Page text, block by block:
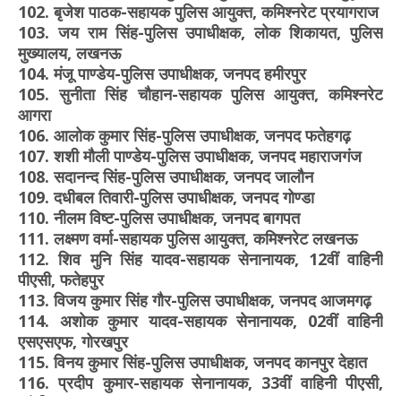
102. बृजेश पाठक-सहायक पुलिस आयुक्त, कमिश्नरेट प्रयागराज
103. जय राम सिंह-पुलिस उपाधीक्षक, लोक शिकायत, पुलिस
मुख्यालय, लखनऊ
104. मंजू पाण्डेय-पुलिस उपाधीक्षक, जनपद हमीरपुर
105. सुनीता सिंह चौहान-सहायक पुलिस आयुक्त, कमिश्नरेट
आगरा
106. आलोक कुमार सिंह-पुलिस उपाधीक्षक, जनपद फतेहगढ़
107. शशी मौली पाण्डेय-पुलिस उपाधीक्षक, जनपद महाराजगंज
108. सदानन्द सिंह-पुलिस उपाधीक्षक, जनपद जालौन
109. दधीबल तिवारी-पुलिस उपाधीक्षक, जनपद गोण्डा
110. नीलम विष्ट-पुलिस उपाधीक्षक, जनपद बागपत
111. लक्ष्मण वर्मा-सहायक पुलिस आयुक्त, कमिश्नरेट लखनऊ
112. शिव मुनि सिंह यादव-सहायक सेनानायक, 12वीं वाहिनी
पीएसी, फतेहपुर
113. विजय कुमार सिंह गौर-पुलिस उपाधीक्षक, जनपद आजमगढ़
114. अशोक कुमार यादव-सहायक सेनानायक, 02वीं वाहिनी
एसएसएफ, गोरखपुर
115. विनय कुमार सिंह-पुलिस उपाधीक्षक, जनपद कानपुर देहात
116. प्रदीप कुमार-सहायक सेनानायक, 33वीं वाहिनी पीएसी,